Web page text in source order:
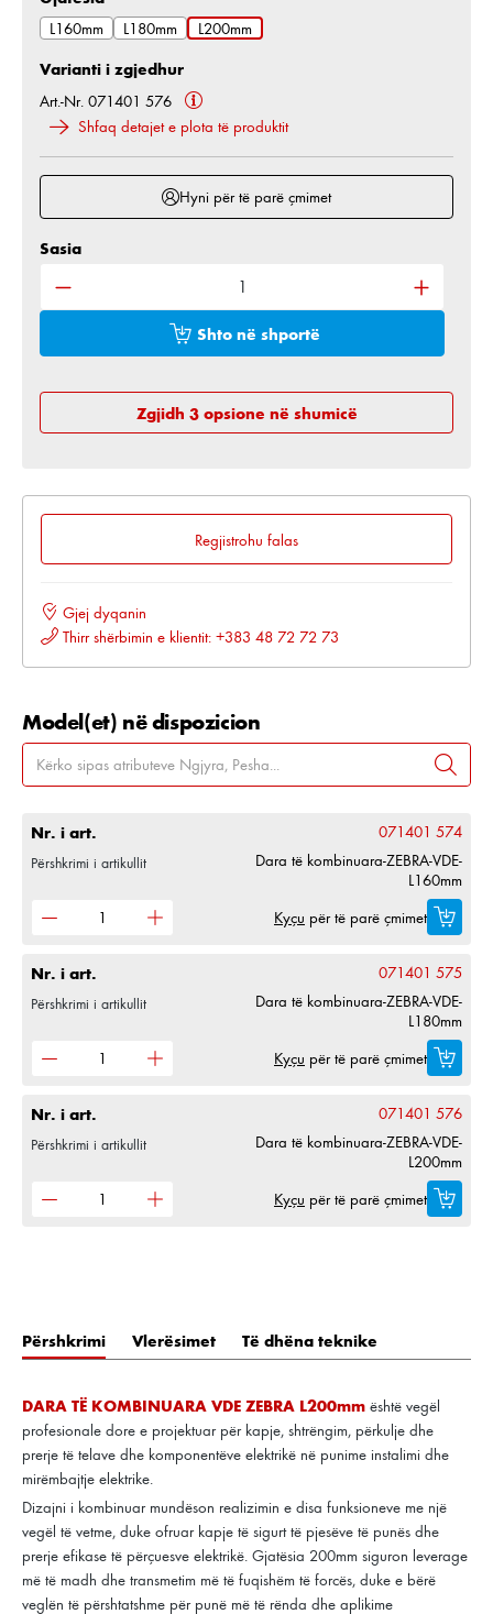
L160mm
L180mm L200mm
Varianti i zgjedhur
Art.-Nr. 071401 576
Shfaq detajet e plota të produktit
Hyni për të parë çmimet
Sasia e produktit: Shkruani sasinë e dëshiruar
Sasia
Shto në shportë
Zgjidh 3 opsione në shumicë
Regjistrohu falas
Gjej dyqanin
Thirr shërbimin e klientit: +383 48 72 72 73
Model(et) në dispozicion
Nr. i art. 071401 574
Përshkrimi i artikullit
Dara të kombinuara-ZEBRA-VDE-
L160mm
Kyçu për të parë çmimet
Nr. i art. 071401 575
Përshkrimi i artikullit
Dara të kombinuara-ZEBRA-VDE-
L180mm
Kyçu për të parë çmimet
Nr. i art. 071401 576
Përshkrimi i artikullit
Dara të kombinuara-ZEBRA-VDE-
L200mm
Kyçu për të parë çmimet
Përshkrimi Vlerësimet Të dhëna teknike
DARA TË KOMBINUARA VDE ZEBRA L200mm është vegël
profesionale dore e projektuar për kapje, shtrëngim, përkulje dhe
prerje të telave dhe komponentëve elektrikë në punime instalimi dhe
mirëmbajtje elektrike.
Dizajni i kombinuar mundëson realizimin e disa funksioneve me një
vegël të vetme, duke ofruar kapje të sigurt të pjesëve të punës dhe
prerje efikase të përçuesve elektrikë. Gjatësia 200mm siguron leverage
më të madh dhe transmetim më të fuqishëm të forcës, duke e bërë
veglën të përshtatshme për punë më të rënda dhe aplikime